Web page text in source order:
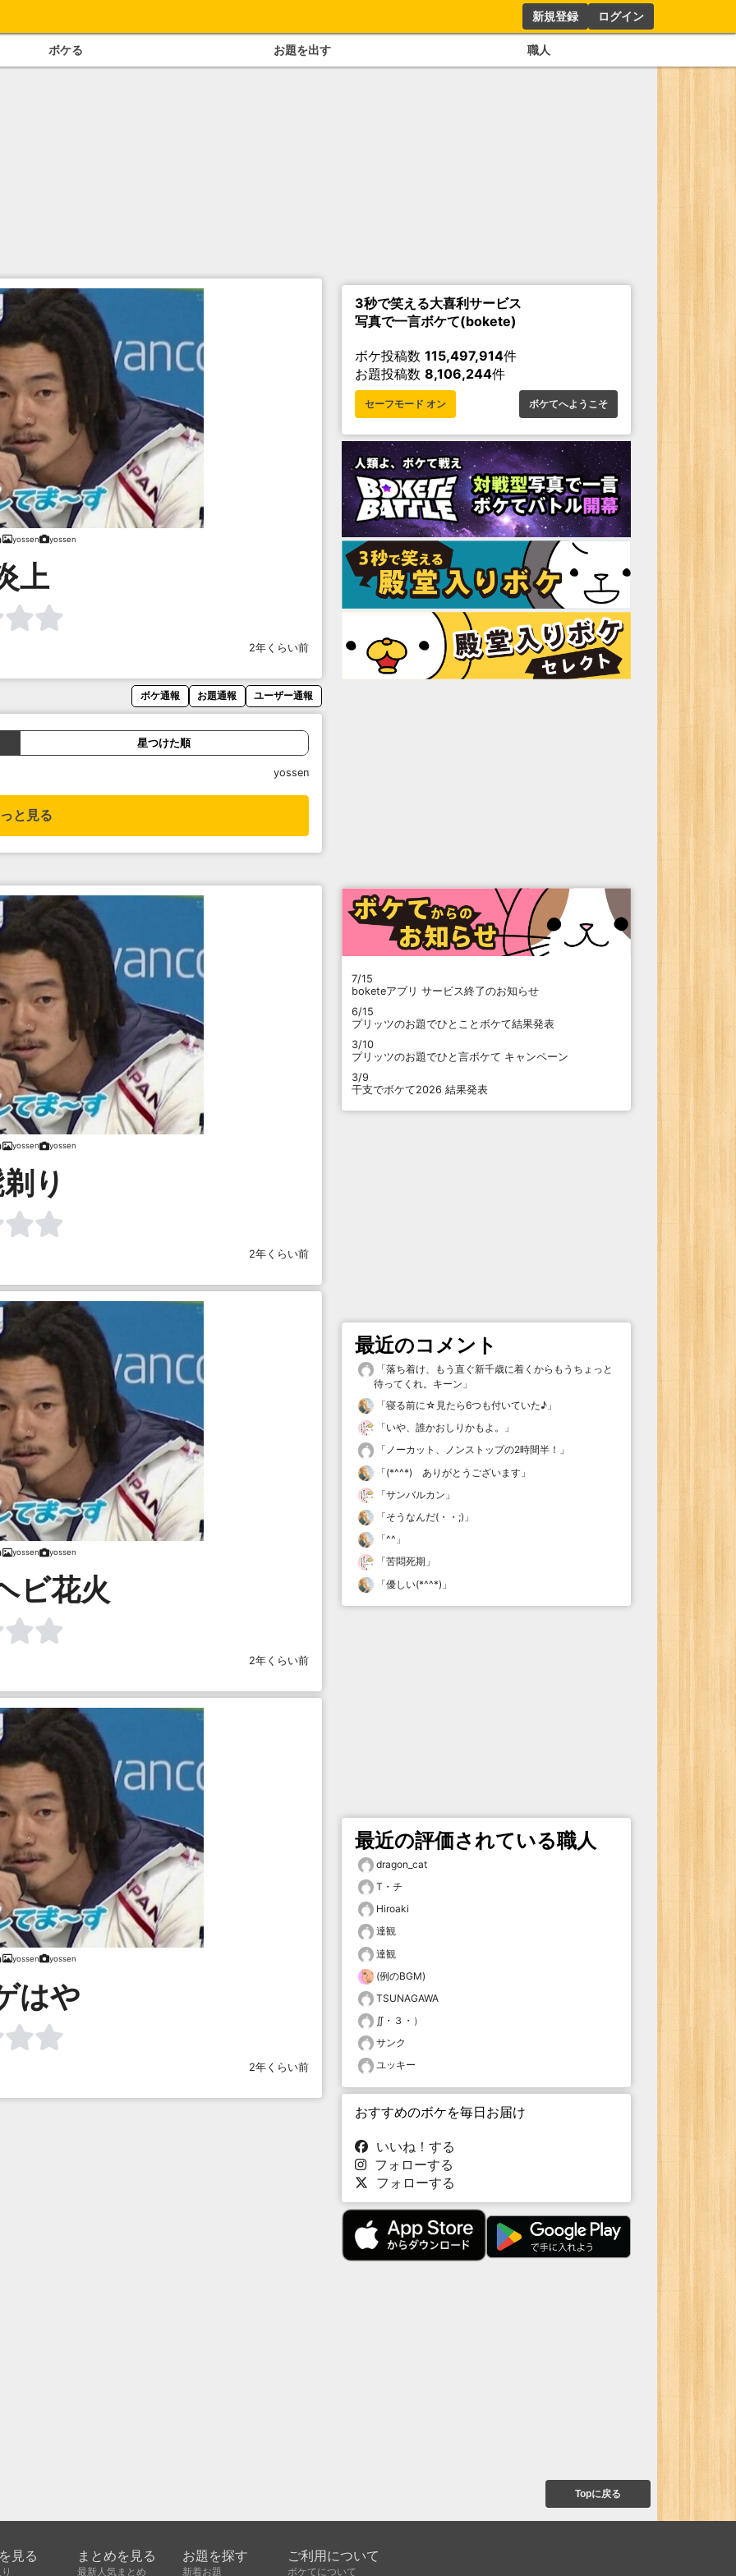
新規登録 ログイン
ボケる お題を出す 職人
yossen yossen
上
2年くらい前
ボケ通報 お題通報 ユーザー通報
星つけた順
yossen
と見る
yossen yossen
り
2年くらい前
yossen yossen
ビ花火
2年くらい前
yossen yossen
はや
2年くらい前
3秒で笑える大喜利サービス
写真で一言ボケて(bokete)
ボケ投稿数 115,497,914件
お題投稿数 8,106,244件
セーフモード オン ボケてへようこそ
7/15
boketeアプリ サービス終了のお知らせ
6/15
プリッツのお題でひとことボケて結果発表
3/10
プリッツのお題でひと言ボケて キャンペーン
3/9
干支でボケて2026 結果発表
最近のコメント
「落ち着け、もう直ぐ新千歳に着くからもうちょっと
待ってくれ。キーン 」
「寝る前に☆見たら6つも付いていた♪ 」
「いや、誰かおしりかもよ。
」
「 ノーカット、ノンストップの2時間半！ 」
「(*^^*) ありがとうございます 」
「サンバルカン 」
「そうなんだ(・・;) 」
「^^ 」
「苦悶死期 」
「優しい(*^^*) 」
最近の評価されている職人
dragon_cat
T・チ
Hiroaki
達観
達観
(例のBGM)
TSUNAGAWA
∬・３・）
サンク
ユッキー
おすすめのボケを毎日お届け
いいね！する
フォローする
フォローする
Topに戻る
見る まとめを見る
最新人気まとめ
お題を探す
新着お題
ご利用について
ボケてについて